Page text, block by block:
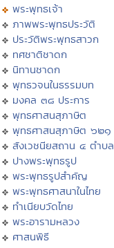
พระพุทธเจ้า
ภาพพระพุทธประวัติ
ประวัติพระพุทธสาวก
ทศชาติชาดก
นิทานชาดก
พุทธวจนในธรรมบท
มงคล ๓๘ ประการ
พุทธศาสนสุภาษิต
พุทธศาสนสุภาษิต ๖๒๑
สังเวชนียสถาน ๔ ตำบล
ปางพระพุทธรูป
พระพุทธรูปสำคัญ
พระพุทธศาสนาในไทย
ทำเนียบวัดไทย
พระอารามหลวง
ศาสนพิธี